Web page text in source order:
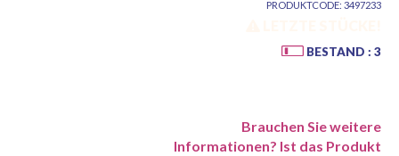
PRODUKTCODE: 3497233
BESTAND : 3
Brauchen Sie weitere
Informationen? Ist das Produkt